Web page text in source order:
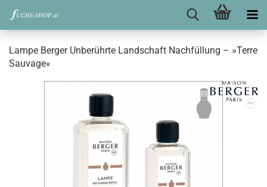
Lampe Berger Unberührte Landschaft Nachfüllung – »Terre
Sauvage«